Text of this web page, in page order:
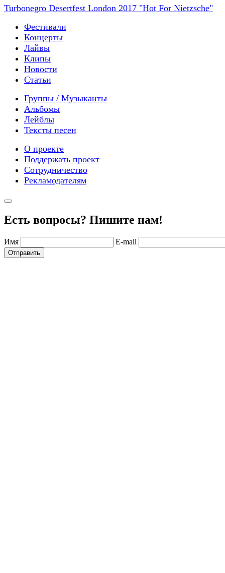
Turbonegro Desertfest London 2017 "Hot For Nietzsche"
Фестивали
Концерты
Лайвы
Клипы
Новости
Статьи
Группы / Музыканты
Альбомы
Лейблы
Тексты песен
О проекте
Поддержать проект
Сотрудничество
Рекламодателям
Есть вопросы? Пишите нам!
Имя E-mail